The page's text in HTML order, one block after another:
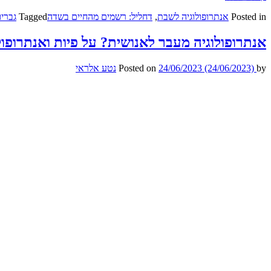
Posted in אנתרופולוגיה לשבת, דחליל: רשמים מהחיים בשדהTagged
אנתרופולוגיה מעבר לאנושית? על פיות
Posted on 24/06/2023 (24/06/2023) by נטע אלראי